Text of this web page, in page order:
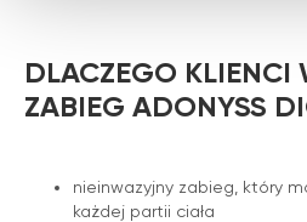
DLACZEGO KLIENCI
ZABIEG ADONYSS
nieinwazyjny zabieg, który
każdej partii ciała